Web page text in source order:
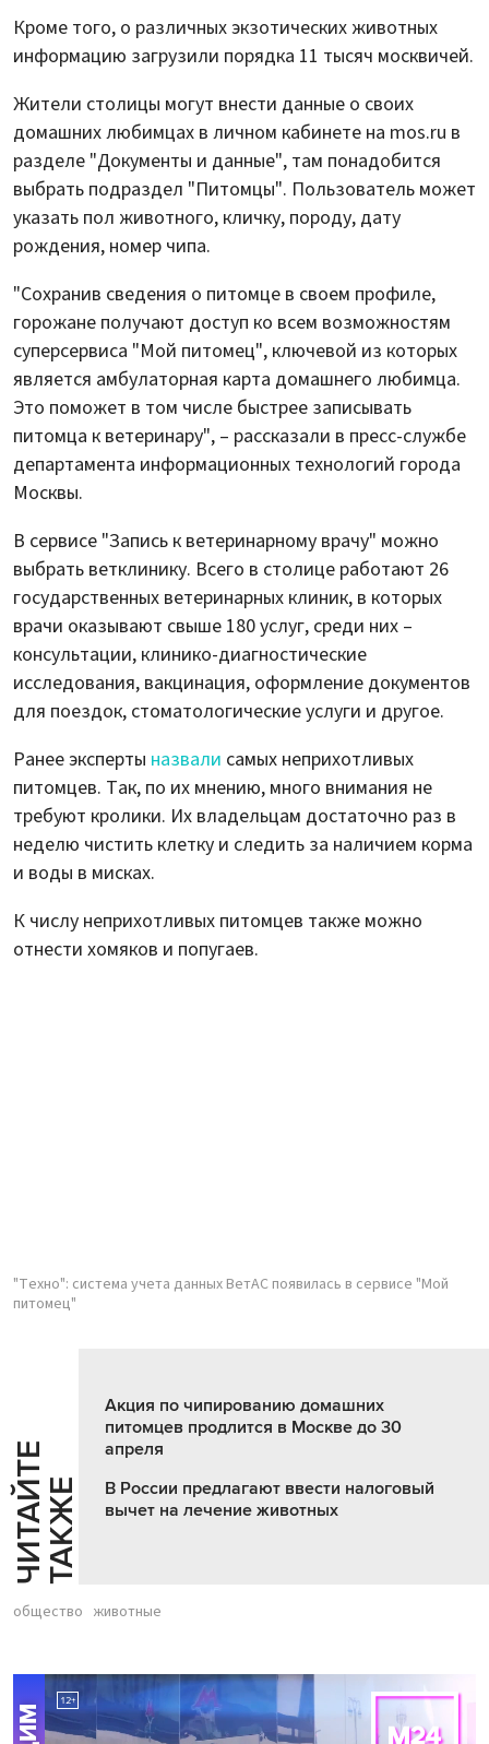
Кроме того, о различных экзотических животных
информацию загрузили порядка 11 тысяч москвичей.
Жители столицы могут внести данные о своих
домашних любимцах в личном кабинете на mos.ru в
разделе "Документы и данные", там понадобится
выбрать подраздел "Питомцы". Пользователь может
указать пол животного, кличку, породу, дату
рождения, номер чипа.
"Сохранив сведения о питомце в своем профиле,
горожане получают доступ ко всем возможностям
суперсервиса "Мой питомец", ключевой из которых
является амбулаторная карта домашнего любимца.
Это поможет в том числе быстрее записывать
питомца к ветеринару", – рассказали в пресс-службе
департамента информационных технологий города
Москвы.
В сервисе "Запись к ветеринарному врачу" можно
выбрать ветклинику. Всего в столице работают 26
государственных ветеринарных клиник, в которых
врачи оказывают свыше 180 услуг, среди них –
консультации, клинико-диагностические
исследования, вакцинация, оформление документов
для поездок, стоматологические услуги и другое.
Ранее эксперты назвали самых неприхотливых
питомцев. Так, по их мнению, много внимания не
требуют кролики. Их владельцам достаточно раз в
неделю чистить клетку и следить за наличием корма
и воды в мисках.
К числу неприхотливых питомцев также можно
отнести хомяков и попугаев.
"Техно": система учета данных ВетАС появилась в сервисе "Мой
питомец"
Ч
И
Т
АЙ
Т
Е
Т
А
К
ЖЕ
Акция по чипированию домашних
питомцев продлится в Москве до 30
апреля
В России предлагают ввести налоговый
вычет на лечение животных
общество животные